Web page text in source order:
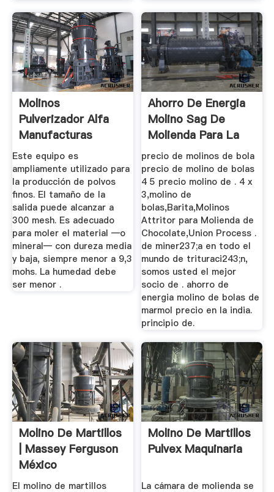
Molinos
Pulverizador Alfa
Manufacturas
Este equipo es
ampliamente utilizado para
la producción de polvos
finos. El tamaño de la
salida puede alcanzar a
300 mesh. Es adecuado
para moler el material —o
mineral— con dureza media
y baja, siempre menor a 9,3
mohs. La humedad debe
ser menor .
Ahorro De Energia
Molino Sag De
Molienda Para La
Mineria
precio de molinos de bola
precio de molino de bolas
4 5 precio molino de . 4 x
3,molino de
bolas,Barita,Molinos
Attritor para Molienda de
Chocolate,Union Process .
de miner237;a en todo el
mundo de trituraci243;n,
somos usted el mejor
socio de . ahorro de
energia molino de bolas de
marmol precio en la india.
principio de.
Molino De Martillos
| Massey Ferguson
México
El molino de martillos
Molino De Martillos
Pulvex Maquinaria
La cámara de molienda se